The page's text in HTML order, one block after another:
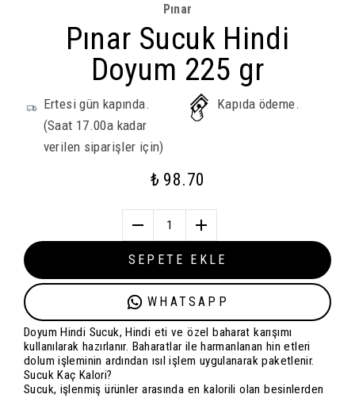
Pınar
Pınar Sucuk Hindi
Doyum 225 gr
Ertesi gün kapında.
(Saat 17.00a kadar
verilen siparişler için)
Kapıda ödeme.
₺ 98.70
1
SEPETE EKLE
WHATSAPP
Doyum Hindi Sucuk, Hindi eti ve özel baharat karışımı
kullanılarak hazırlanır. Baharatlar ile harmanlanan hin etleri
dolum işleminin ardından ısıl işlem uygulanarak paketlenir.
Sucuk Kaç Kalori?
Sucuk, işlenmiş ürünler arasında en kalorili olan besinlerden